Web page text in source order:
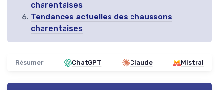
charentaises
Tendances actuelles des chaussons
charentaises
Résumer ChatGPT Claude Mistral